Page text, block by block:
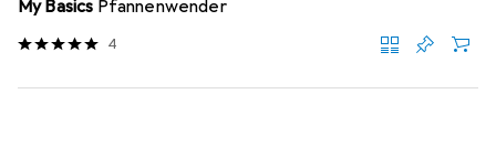
My Basics Pfannenwender
4